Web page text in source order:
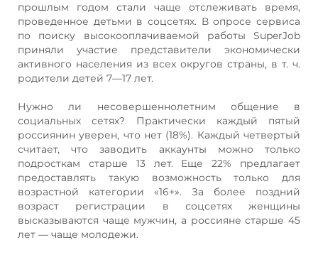
прошлым годом стали чаще отслеживать время,
проведенное детьми в соцсетях. В опросе сервиса
по поиску высокооплачиваемой работы SuperJob
приняли участие представители экономически
активного населения из всех округов страны, в т. ч.
родители детей 7—17 лет.
Нужно ли несовершеннолетним общение в
социальных сетях? Практически каждый пятый
россиянин уверен, что нет (18%). Каждый четвертый
считает, что заводить аккаунты можно только
подросткам старше 13 лет. Еще 22% предлагает
предоставлять такую возможность только для
возрастной категории «16+». За более поздний
возраст регистрации в соцсетях женщины
высказываются чаще мужчин, а россияне старше 45
лет — чаще молодежи.